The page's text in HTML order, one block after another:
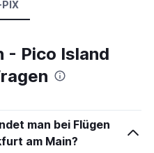
PIX
- Pico Island
man bei Flügen
am Main?